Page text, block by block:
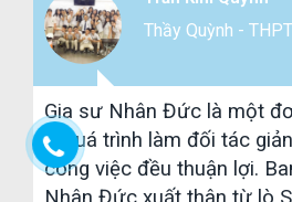
Nguyễn Khuyến
vị gia sư uy tín
dạy thì mọi
quản lý Gia sư
phạm nên rất
Các
phụ
học
trở